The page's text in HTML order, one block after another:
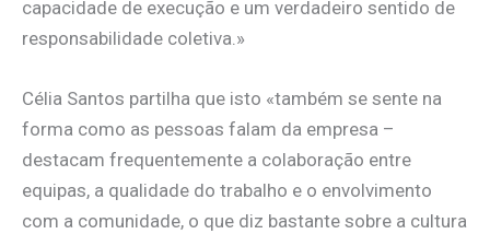
capacidade de execução e um verdadeiro sentido de
responsabilidade coletiva.»
Célia Santos partilha que isto «também se sente na
forma como as pessoas falam da empresa –
destacam frequentemente a colaboração entre
equipas, a qualidade do trabalho e o envolvimento
com a comunidade, o que diz bastante sobre a cultura